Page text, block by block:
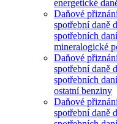
energetické
Daňové
spotřební daně
spotřebních
mineralogické
Daňové
spotřební daně
spotřebních
ostatní benziny
Daňové
spotřební daně